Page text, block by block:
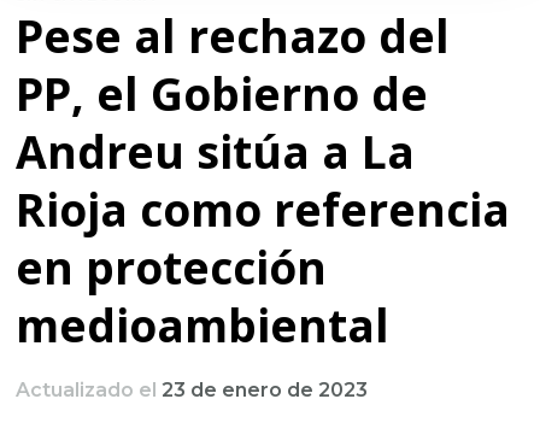
Pese al rechazo del
PP, el Gobierno de
Andreu sitúa a La
Rioja como referencia
en protección
medioambiental
Actualizado el23 de enero de 2023